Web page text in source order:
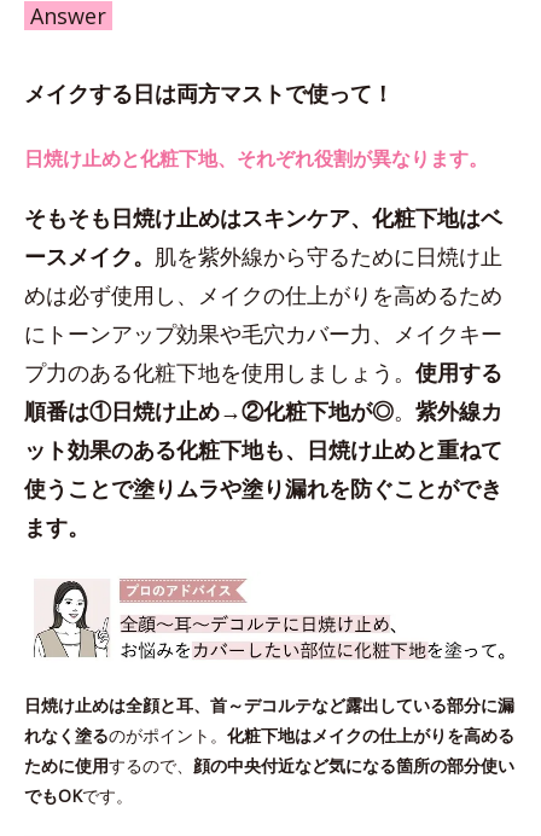
Answer
メイクする日は両方マストで使って！
日焼け止めと化粧下地、それぞれ役割が異なります。
そもそも日焼け止めはスキンケア、化粧下地はベ
ースメイク。 肌を紫外線から守るために日焼け止
めは必ず使用し、メイクの仕上がりを高めるため
にトーンアップ効果や毛穴カバー力、メイクキー
プ力のある化粧下地を使用しましょう。 使用する
順番は①日焼け止め→②化粧下地が◎。 紫外線カ
ット効果のある化粧下地も、日焼け止めと重ねて
使うことで塗りムラや塗り漏れを防ぐことができ
ます。
日焼け止めは全顔と耳、首～デコルテなど露出している部分に漏
れなく塗るのがポイント。 化粧下地はメイクの仕上がりを高める
ために使用するので、 顔の中央付近など気になる箇所の部分使い
でもOKです。